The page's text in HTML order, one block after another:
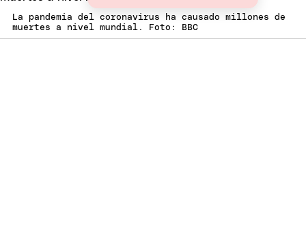
La pandemia del coronavirus ha causado millones de
muertes a nivel mundial. Foto: BBC